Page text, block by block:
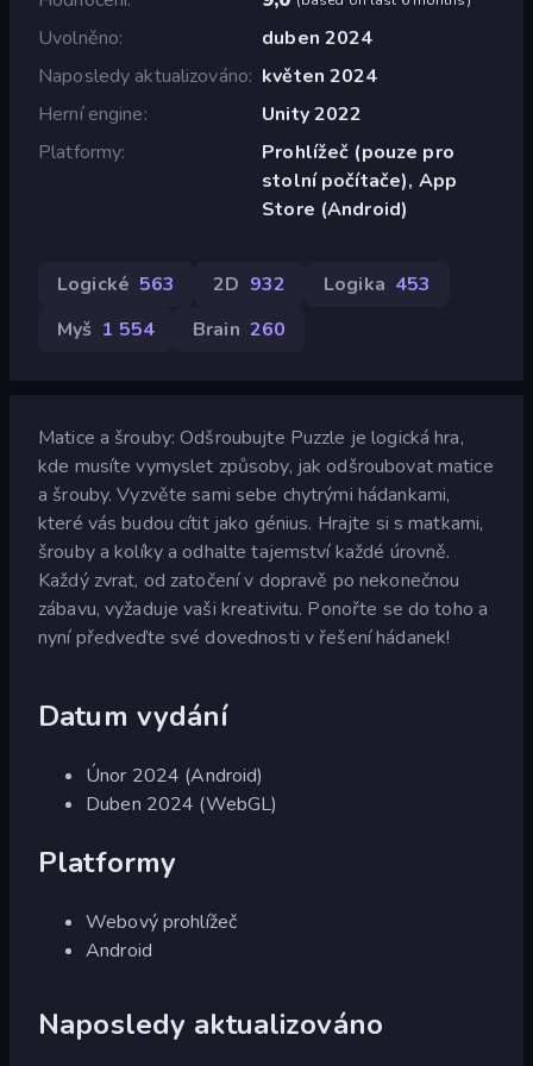
Uvolněno
duben 2024
Naposledy aktualizováno květen 2024
Herní engine
Unity 2022
Platformy
Prohlížeč (pouze pro
stolní počítače), App
Store (Android)
Logické 563 2D 932 Logika 453
Myš 1 554 Brain 260
Matice a šrouby: Odšroubujte Puzzle je logická hra,
kde musíte vymyslet způsoby, jak odšroubovat matice
a šrouby. Vyzvěte sami sebe chytrými hádankami,
které vás budou cítit jako génius. Hrajte si s matkami,
šrouby a kolíky a odhalte tajemství každé úrovně.
Každý zvrat, od zatočení v dopravě po nekonečnou
zábavu, vyžaduje vaši kreativitu. Ponořte se do toho a
nyní předveďte své dovednosti v řešení hádanek!
Datum vydání
Únor 2024 (Android)
Duben 2024 (WebGL)
Platformy
Webový prohlížeč
Android
Naposledy aktualizováno